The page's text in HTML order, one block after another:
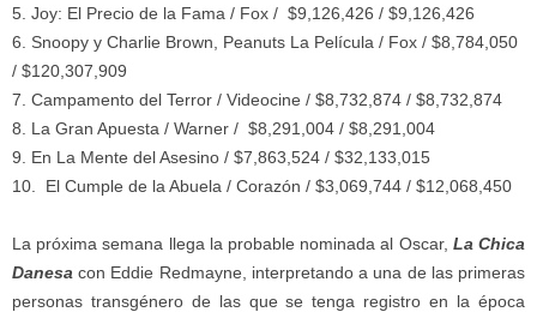
5. Joy: El Precio de la Fama / Fox / $9,126,426 / $9,126,426
6. Snoopy y Charlie Brown, Peanuts La Película / Fox / $8,784,050
/ $120,307,909
7. Campamento del Terror / Videocine / $8,732,874 / $8,732,874
8. La Gran Apuesta / Warner / $8,291,004 / $8,291,004
9. En La Mente del Asesino / $7,863,524 / $32,133,015
10. El Cumple de la Abuela / Corazón / $3,069,744 / $12,068,450
La próxima semana llega la probable nominada al Oscar, La Chica
Danesa con Eddie Redmayne, interpretando a una de las primeras
personas transgénero de las que se tenga registro en la época